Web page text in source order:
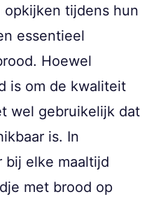
opkijken tijdens hun
essentieel
Hoewel
is om de kwaliteit
wel gebruikelijk dat
is. In
bij elke maaltijd
met brood op